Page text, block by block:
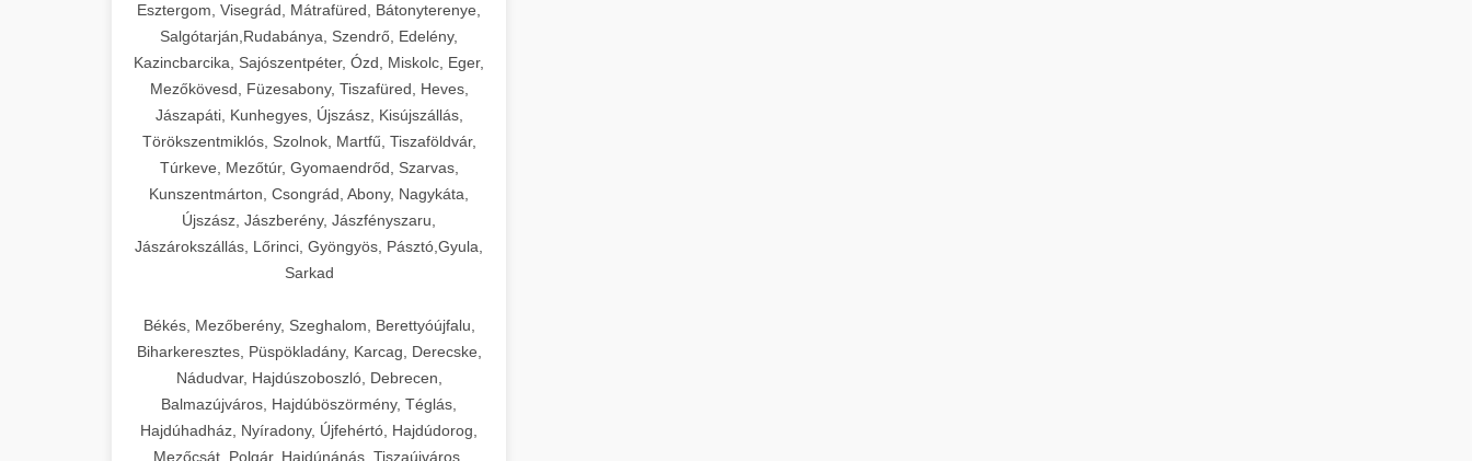
Esztergom, Visegrád, Mátrafüred, Bátonyterenye,
Salgótarján,Rudabánya, Szendrő, Edelény,
Kazincbarcika, Sajószentpéter, Ózd, Miskolc, Eger,
Mezőkövesd, Füzesabony, Tiszafüred, Heves,
Jászapáti, Kunhegyes, Újszász, Kisújszállás,
Törökszentmiklós, Szolnok, Martfű, Tiszaföldvár,
Túrkeve, Mezőtúr, Gyomaendrőd, Szarvas,
Kunszentmárton, Csongrád, Abony, Nagykáta,
Újszász, Jászberény, Jászfényszaru,
Jászárokszállás, Lőrinci, Gyöngyös, Pásztó,Gyula,
Sarkad
Békés, Mezőberény, Szeghalom, Berettyóújfalu,
Biharkeresztes, Püspökladány, Karcag, Derecske,
Nádudvar, Hajdúszoboszló, Debrecen,
Balmazújváros, Hajdúböszörmény, Téglás,
Hajdúhadház, Nyíradony, Újfehértó, Hajdúdorog,
Mezőcsát, Polgár, Hajdúnánás, Tiszaújváros,